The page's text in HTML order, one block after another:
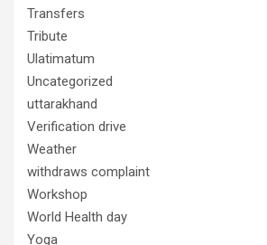
Transfers
Tribute
Ulatimatum
Uncategorized
uttarakhand
Verification drive
Weather
withdraws complaint
Workshop
World Health day
Yoga